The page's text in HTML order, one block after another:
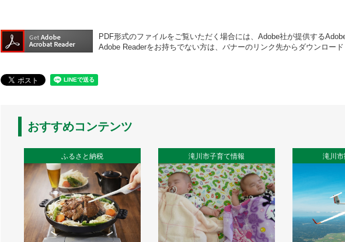
PDF形式のファイルをご覧いただく場合には、Adobe社が提供する
Adobe Readerをお持ちでない方は、バナーのリンク先からダウンロード
おすすめコンテンツ
ふるさと納税 滝川市子育て情報 滝川市